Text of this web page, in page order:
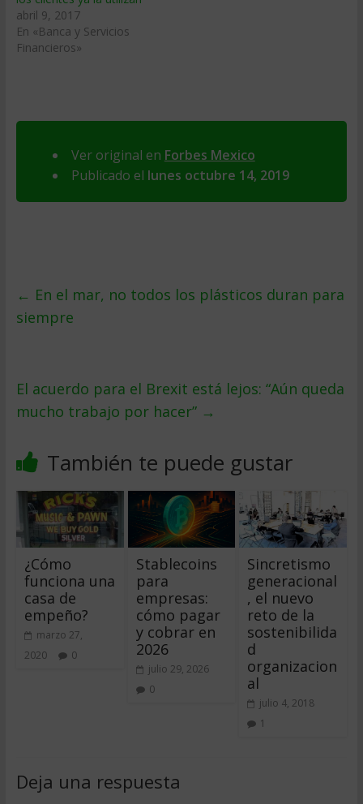
abril 9, 2017
En «Banca y Servicios
Financieros»
Ver original en Forbes Mexico
Publicado el lunes octubre 14, 2019
← En el mar, no todos los plásticos duran para
siempre
El acuerdo para el Brexit está lejos: “Aún queda
mucho trabajo por hacer” →
También te puede gustar
¿Cómo
funciona una
casa de
empeño?
marzo 27,
2020
0
Stablecoins
para
empresas:
cómo pagar
y cobrar en
2026
julio 29, 2026
0
Sincretismo
generacional
, el nuevo
reto de la
sostenibilida
d
organizacion
al
julio 4, 2018
1
Deja una respuesta